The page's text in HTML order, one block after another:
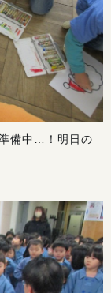
備中…！明日の